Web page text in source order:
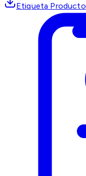
Etiqueta Producto